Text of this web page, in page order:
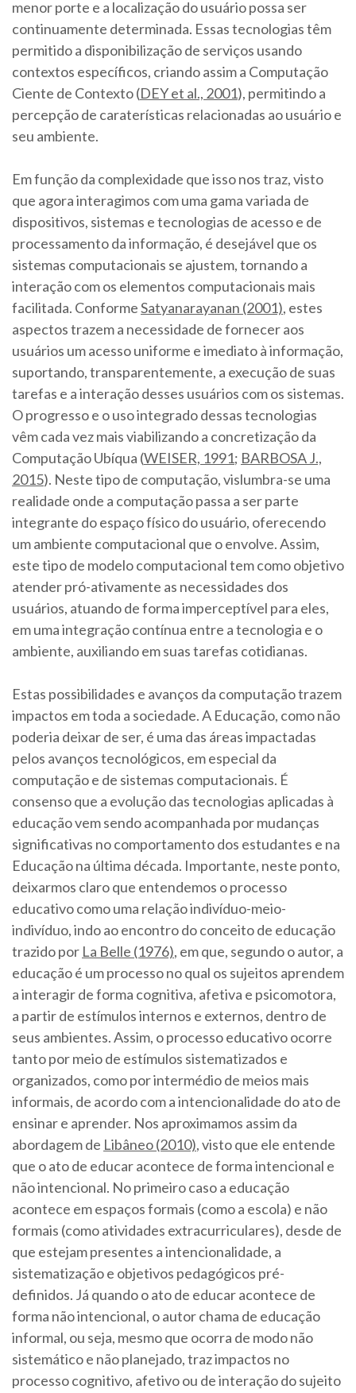
menor porte e a localização do usuário possa ser
continuamente determinada. Essas tecnologias têm
permitido a disponibilização de serviços usando
contextos específicos, criando assim a Computação
Ciente de Contexto (DEY et al., 2001), permitindo a
percepção de caraterísticas relacionadas ao usuário e
seu ambiente.
Em função da complexidade que isso nos traz, visto
que agora interagimos com uma gama variada de
dispositivos, sistemas e tecnologias de acesso e de
processamento da informação, é desejável que os
sistemas computacionais se ajustem, tornando a
interação com os elementos computacionais mais
facilitada. ConformeSatyanarayanan (2001), estes
aspectos trazem a necessidade de fornecer aos
usuários um acesso uniforme e imediato à informação,
suportando, transparentemente, a execução de suas
tarefas e a interação desses usuários com os sistemas.
O progresso e o uso integrado dessas tecnologias
vêm cada vez mais viabilizando a concretização da
Computação Ubíqua (WEISER, 1991; BARBOSA J.,
2015). Neste tipo de computação, vislumbra-se uma
realidade onde a computação passa a ser parte
integrante do espaço físico do usuário, oferecendo
um ambiente computacional que o envolve. Assim,
este tipo de modelo computacional tem como objetivo
atender pró-ativamente as necessidades dos
usuários, atuando de forma imperceptível para eles,
em uma integração contínua entre a tecnologia e o
ambiente, auxiliando em suas tarefas cotidianas.
Estas possibilidades e avanços da computação trazem
impactos em toda a sociedade. A Educação, como não
poderia deixar de ser, é uma das áreas impactadas
pelos avanços tecnológicos, em especial da
computação e de sistemas computacionais. É
consenso que a evolução das tecnologias aplicadas à
educação vem sendo acompanhada por mudanças
significativas no comportamento dos estudantes e na
Educação na última década. Importante, neste ponto,
deixarmos claro que entendemos o processo
educativo como uma relação indivíduo-meio-
indivíduo, indo ao encontro do conceito de educação
trazido por La Belle (1976), em que, segundo o autor, a
educação é um processo no qual os sujeitos aprendem
a interagir de forma cognitiva, afetiva e psicomotora,
a partir de estímulos internos e externos, dentro de
seus ambientes. Assim, o processo educativo ocorre
tanto por meio de estímulos sistematizados e
organizados, como por intermédio de meios mais
informais, de acordo com a intencionalidade do ato de
ensinar e aprender. Nos aproximamos assim da
abordagem de Libâneo (2010), visto que ele entende
que o ato de educar acontece de forma intencional e
não intencional. No primeiro caso a educação
acontece em espaços formais (como a escola) e não
formais (como atividades extracurriculares), desde de
que estejam presentes a intencionalidade, a
sistematização e objetivos pedagógicos pré-
definidos. Já quando o ato de educar acontece de
forma não intencional, o autor chama de educação
informal, ou seja, mesmo que ocorra de modo não
sistemático e não planejado, traz impactos no
processo cognitivo, afetivo ou de interação do sujeito